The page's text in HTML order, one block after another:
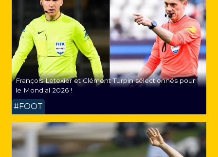
François Letexier et Clément Turpin sélectionnés pour
le Mondial 2026 !
#FOOT